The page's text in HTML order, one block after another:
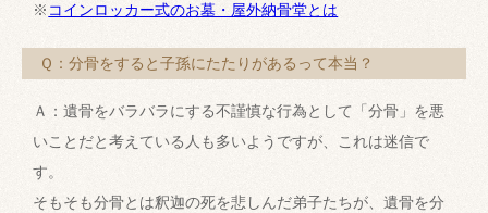
※ コインロッカー式のお墓・屋外納骨堂とは
Ｑ：分骨をすると子孫にたたりがあるって本当？
Ａ：遺骨をバラバラにする不謹慎な行為として「分骨」を悪
いことだと考えている人も多いようですが、これは迷信で
す。
そもそも分骨とは釈迦の死を悲しんだ弟子たちが、遺骨を分